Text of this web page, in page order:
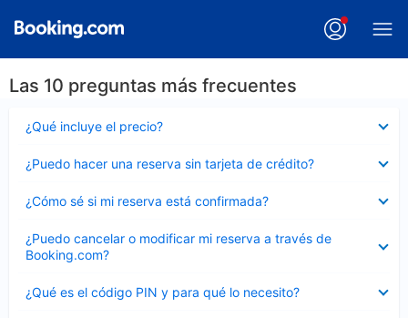
Las 10 preguntas más frecuentes
¿Qué incluye el precio?
cerrado
¿Puedo hacer una reserva sin tarjeta de crédito?
cerrado
¿Cómo sé si mi reserva está confirmada?
cerrado
¿Puedo cancelar o modificar mi reserva a través de
Booking.com?
cerrado
¿Qué es el código PIN y para qué lo necesito?
cerrado